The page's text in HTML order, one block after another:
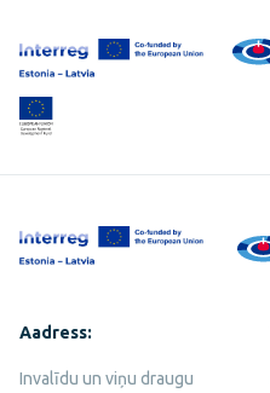
lehe
sisu
vahele
Aadress:
Invalīdu un viņu draugu